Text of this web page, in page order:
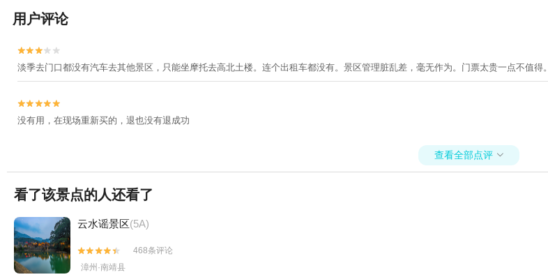
用户评论


淡季去门口都没有汽车去其他景区，只能坐摩托去高北土楼。连个出租车都没有。景区管理脏乱差，毫无作为。门票太贵一点不值得。


没有用，在现场重新买的，退也没有退成功
查看全部点评 
看了该景点的人还看了
云水谣景区(5A)


468条评论
漳州·南靖县